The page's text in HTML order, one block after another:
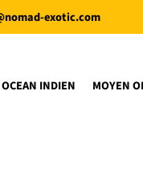
exotic.com
OCEAN INDIEN MOYEN